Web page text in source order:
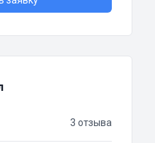
3 отзыва